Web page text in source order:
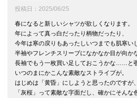
投稿日 2025/06/25
春になると新しいシャツが欲しくなります。
年によって真っ白だったり柄物だったり、
今年は寒の戻りもあったしいつまでも肌寒い
半袖やフレンチスリーブになかなか目が向か
長袖でもう一枚買い足しておこうかな……と
いつのまにかこんな素敵なストライプが。
はじめは「黄昏」にしようと思ったのですが、
「灰桜」って素敵な字面だし、確かにそんな